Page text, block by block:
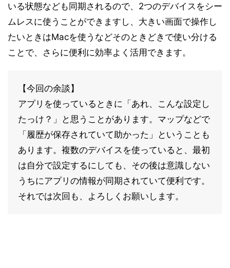
いる状態なども同期されるので、2つのデバイスをシー
ムレスに使うことができますし、大きい画面で操作し
たいときはMacを使うなどそのときどきで使い分ける
ことで、さらに便利に効率よく活用できます。
【今回の余談】
アプリを使っているときに「あれ、こんな設定し
たっけ？」と思うことがあります。マップなどで
「履歴が保存されていて助かった」ということも
あります。複数のデバイスを使っていると、最初
は自分で設定するにしても、その後は意識しない
うちにアプリの情報が同期されていて便利です。
それでは次回も、よろしくお願いします。